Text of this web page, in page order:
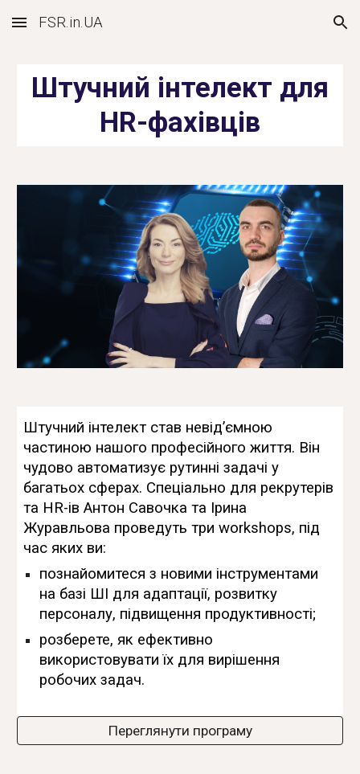
Skip to main content Skip to navigation
FSR.in.UA
Штучний інтелект для
HR-фахівців
Штучний інтелект став невід’ємною
частиною нашого професійного життя. Він
чудово автоматизує рутинні задачі у
багатьох сферах. Спеціально для рекрутерів
та HR-ів Антон Савочка та Ірина
Журавльова проведуть три workshops, під
час яких ви:
познайомитеся з новими інструментами
на базі ШІ для адаптації, розвитку
персоналу, підвищення продуктивності;
розберете, як ефективно
використовувати їх для вирішення
робочих задач.
Переглянути програму